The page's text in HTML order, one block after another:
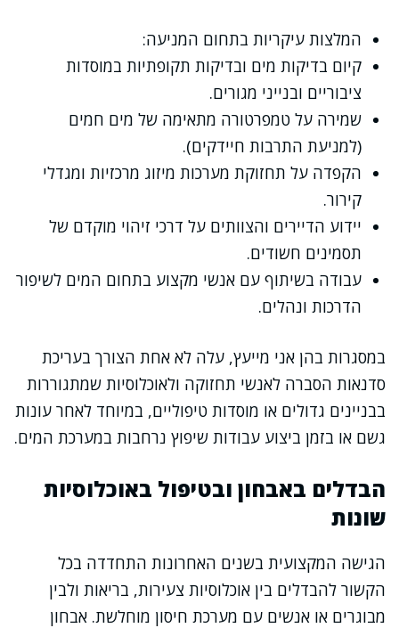
המלצות עיקריות בתחום המניעה:
קיום בדיקות מים ובדיקות תקופתיות במוסדות
ציבוריים ובנייני מגורים.
שמירה על טמפרטורה מתאימה של מים חמים
(למניעת התרבות חיידקים).
הקפדה על תחזוקת מערכות מיזוג מרכזיות ומגדלי
קירור.
יידוע הדיירים והצוותים על דרכי זיהוי מוקדם של
תסמינים חשודים.
עבודה בשיתוף עם אנשי מקצוע בתחום המים לשיפור
הדרכות ונהלים.
במסגרות בהן אני מייעץ, עלה לא אחת הצורך בעריכת
סדנאות הסברה לאנשי תחזוקה ולאוכלוסיות שמתגוררות
בבניינים גדולים או מוסדות טיפוליים, במיוחד לאחר עונות
גשם או בזמן ביצוע עבודות שיפוץ נרחבות במערכת המים.
הבדלים באבחון ובטיפול באוכלוסיות
שונות
הגישה המקצועית בשנים האחרונות התחדדה בכל
הקשור להבדלים בין אוכלוסיות צעירות, בריאות ולבין
מבוגרים או אנשים עם מערכת חיסון מוחלשת. אבחון